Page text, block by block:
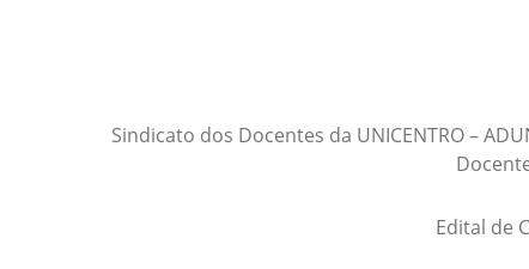
Sindicato dos Docentes da UNICENTRO –
Edital de